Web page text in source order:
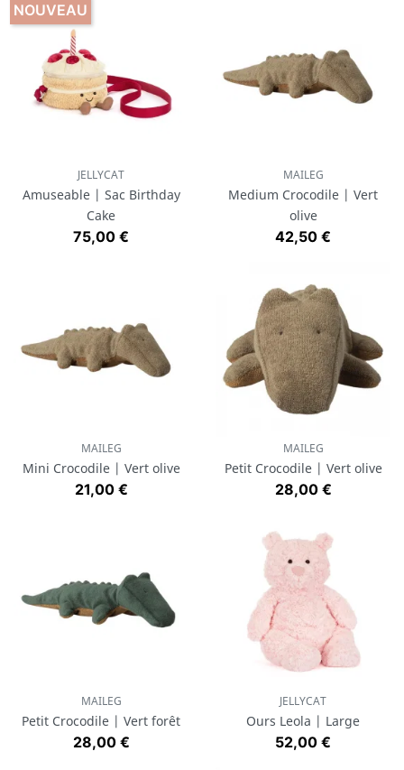
JELLYCAT
Amuseable | Sac Birthday
Cake
Prix
75,00 €
NOUVEAU
MAILEG
Medium Crocodile | Vert
olive
Prix
42,50 €
MAILEG
Mini Crocodile | Vert olive
Prix
21,00 €
MAILEG
Petit Crocodile | Vert olive
Prix
28,00 €
MAILEG
Petit Crocodile | Vert forêt
Prix
28,00 €
JELLYCAT
Ours Leola | Large
Prix
52,00 €